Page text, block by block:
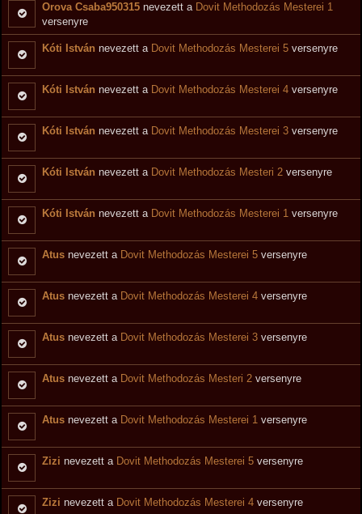
Orova Csaba950315 nevezett a Dovit Methodozás Mesterei 1
versenyre
Kóti István nevezett a Dovit Methodozás Mesterei 5 versenyre
Kóti István nevezett a Dovit Methodozás Mesterei 4 versenyre
Kóti István nevezett a Dovit Methodozás Mesterei 3 versenyre
Kóti István nevezett a Dovit Methodozás Mesteri 2 versenyre
Kóti István nevezett a Dovit Methodozás Mesterei 1 versenyre
Atus nevezett a Dovit Methodozás Mesterei 5 versenyre
Atus nevezett a Dovit Methodozás Mesterei 4 versenyre
Atus nevezett a Dovit Methodozás Mesterei 3 versenyre
Atus nevezett a Dovit Methodozás Mesteri 2 versenyre
Atus nevezett a Dovit Methodozás Mesterei 1 versenyre
Zizi nevezett a Dovit Methodozás Mesterei 5 versenyre
Zizi nevezett a Dovit Methodozás Mesterei 4 versenyre